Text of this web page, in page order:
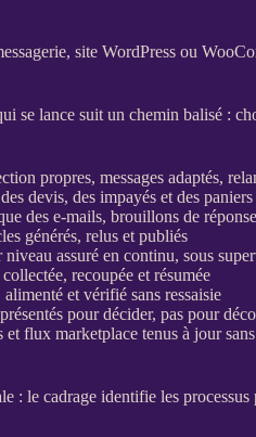
site WordPress ou
se lance suit un chemin balisé :
propres, messages adaptés,
devis, des impayés et des
des e-mails, brouillons de
générés, relus et publiés
assuré en continu, sous
recoupée et résumée
et vérifié sans ressaisie
pour décider, pas pour
et flux marketplace tenus à jour
: le cadrage identifie les processus